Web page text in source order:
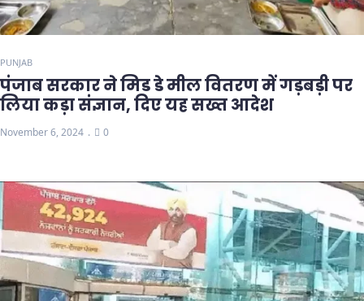
PUNJAB
पंजाब सरकार ने मिड डे मील वितरण में गड़बड़ी पर
लिया कड़ा संज्ञान, दिए यह सख्त आदेश
November 6, 2024 0